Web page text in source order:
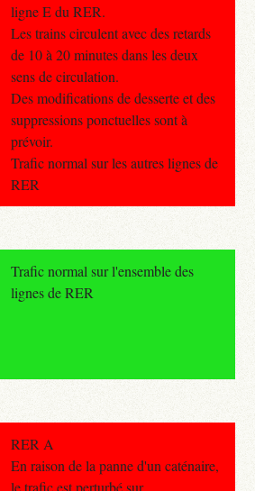
ligne E du RER.
Les trains circulent avec des retards
de 10 à 20 minutes dans les deux
sens de circulation.
Des modifications de desserte et des
suppressions ponctuelles sont à
prévoir.
Trafic normal sur les autres lignes de
RER
Trafic normal sur l'ensemble des
lignes de RER
RER A
En raison de la panne d'un caténaire,
le trafic est perturbé sur